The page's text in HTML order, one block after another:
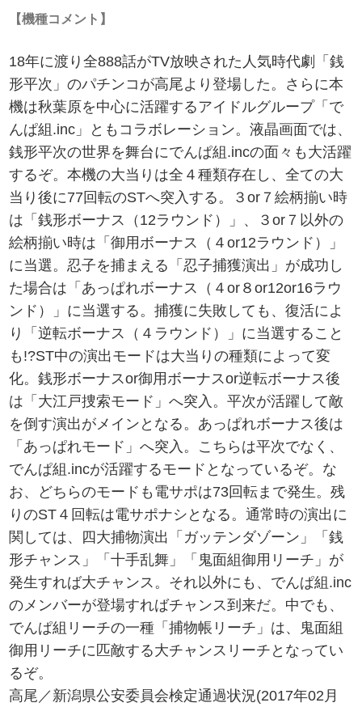
【機種コメント】
18年に渡り全888話がTV放映された人気時代劇「銭
形平次」のパチンコが高尾より登場した。さらに本
機は秋葉原を中心に活躍するアイドルグループ「で
んぱ組.inc」ともコラボレーション。液晶画面では、
銭形平次の世界を舞台にでんぱ組.incの面々も大活躍
するぞ。本機の大当りは全４種類存在し、全ての大
当り後に77回転のSTへ突入する。３or７絵柄揃い時
は「銭形ボーナス（12ラウンド）」、３or７以外の
絵柄揃い時は「御用ボーナス（４or12ラウンド）」
に当選。忍子を捕まえる「忍子捕獲演出」が成功し
た場合は「あっぱれボーナス（４or８or12or16ラウ
ンド）」に当選する。捕獲に失敗しても、復活によ
り「逆転ボーナス（４ラウンド）」に当選すること
も!?ST中の演出モードは大当りの種類によって変
化。銭形ボーナスor御用ボーナスor逆転ボーナス後
は「大江戸捜索モード」へ突入。平次が活躍して敵
を倒す演出がメインとなる。あっぱれボーナス後は
「あっぱれモード」へ突入。こちらは平次でなく、
でんぱ組.incが活躍するモードとなっているぞ。な
お、どちらのモードも電サポは73回転まで発生。残
りのST４回転は電サポナシとなる。通常時の演出に
関しては、四大捕物演出「ガッテンダゾーン」「銭
形チャンス」「十手乱舞」「鬼面組御用リーチ」が
発生すれば大チャンス。それ以外にも、でんぱ組.inc
のメンバーが登場すればチャンス到来だ。中でも、
でんぱ組リーチの一種「捕物帳リーチ」は、鬼面組
御用リーチに匹敵する大チャンスリーチとなってい
るぞ。
高尾／新潟県公安委員会検定通過状況(2017年02月